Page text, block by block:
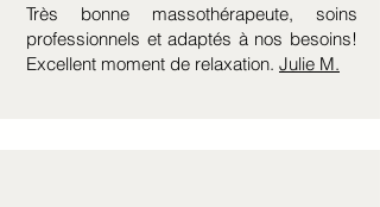
Très bonne massothérapeute, soins
professionnels et adaptés à nos besoins!
Excellent moment de relaxation. Julie M.